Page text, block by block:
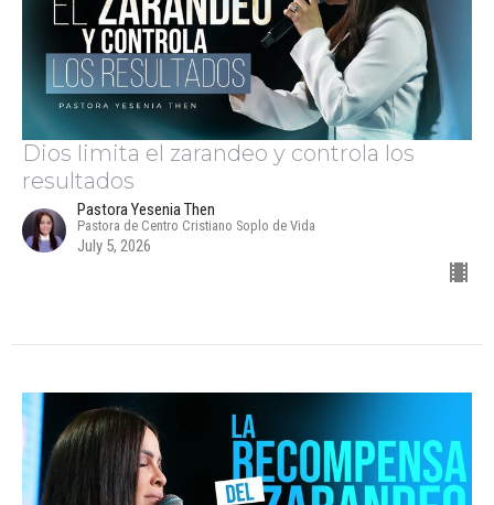
Dios limita el zarandeo y controla los
resultados
Pastora Yesenia Then
Pastora de Centro Cristiano Soplo de Vida
July 5, 2026